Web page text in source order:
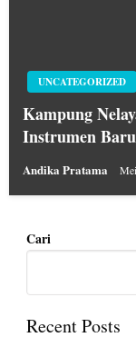
UNCATEGORIZED
Kampung
Instrumen
Andika Pratama
Cari
Recent Posts